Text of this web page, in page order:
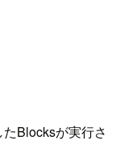
Blocksが実行さ